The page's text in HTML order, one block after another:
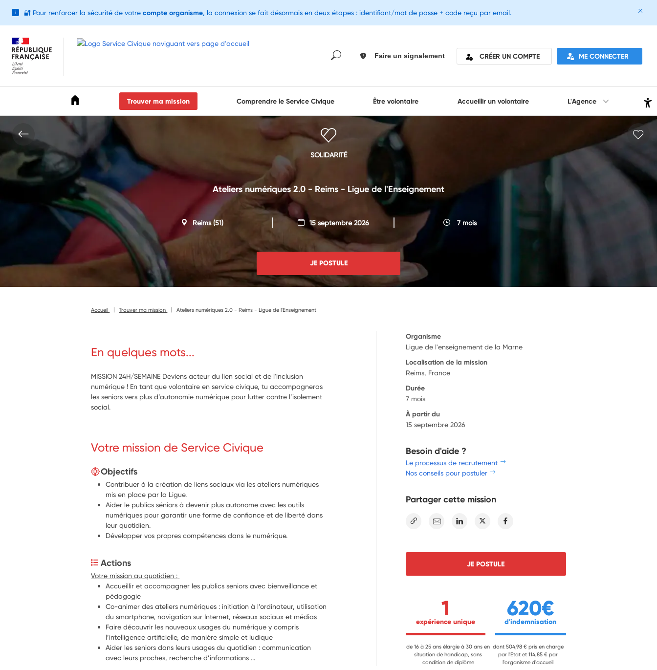
Faire un signalement CRÉER UN COMPTE ME CONNECTER
Trouver ma mission Comprendre le Service Civique Être volontaire Accueillir un volontaire L'Agence
SOLIDARITÉ
Ateliers numériques 2.0 - Reims - Ligue de l'Enseignement
Reims(51) 15 septembre 2026 7 mois
JE POSTULE
Accueil Trouver ma mission Ateliers numériques 2.0 - Reims - Ligue de l'Enseignement
En quelques mots...
MISSION 24H/SEMAINE Deviens acteur du lien social et de l'inclusion
numérique ! En tant que volontaire en service civique, tu accompagneras
les seniors vers plus d’autonomie numérique pour lutter contre l’isolement
social.
Votre mission de Service Civique
Objectifs
Contribuer à la création de liens sociaux via les ateliers numériques
mis en place par la Ligue.
Aider le publics séniors à devenir plus autonome avec les outils
numériques pour garantir une forme de confiance et de liberté dans
leur quotidien.
Développer vos propres compétences dans le numérique.
Actions
Accueillir et accompagner les publics seniors avec bienveillance et
pédagogie
Co-animer des ateliers numériques : initiation à l’ordinateur, utilisation
du smartphone, navigation sur Internet, réseaux sociaux et médias
Faire découvrir les nouveaux usages du numérique y compris
l’intelligence artificielle, de manière simple et ludique
Aider les seniors dans leurs usages du quotidien : communication
avec leurs proches, recherche d’informations ...
Organisme
Ligue de l'enseignement de la Marne
Localisation de la mission
Reims, France
Durée
7 mois
À partir du
15 septembre 2026
Besoin d'aide ?
Le processus de recrutement
Nos conseils pour postuler
Partager cette mission
E-mail Linkedin Twitter
JE POSTULE
1
expérience unique
de 16 à 25 ans élargie à 30 ans en
situation de handicap, sans
condition de diplôme
620€
d'indemnisation
dont 504,98 € pris en charge
par l'Etat et 114,85 € par
l'organisme d'accueil
i 🔐 Pour renforcer la sécurité de votre compte organisme, la connexion se fait désormais en deux étapes : identifiant/mot de passe + code reçu par email.